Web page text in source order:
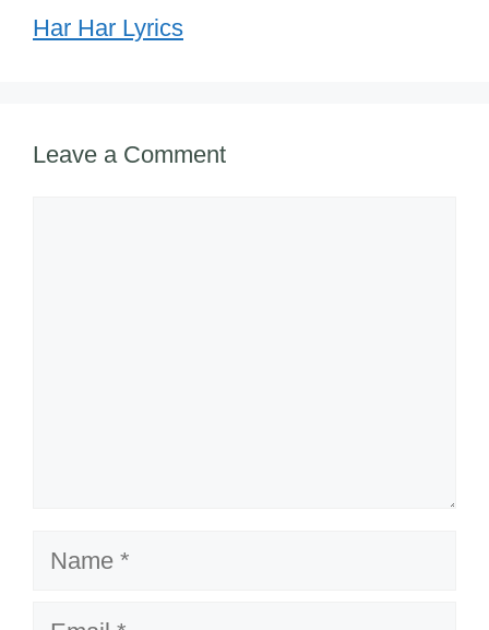
Har Har Lyrics
Leave a Comment
Name
Email